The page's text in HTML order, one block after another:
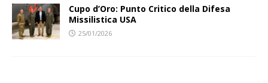
Cupo d’Oro: Punto Critico della Difesa
Missilistica USA
25/01/2026